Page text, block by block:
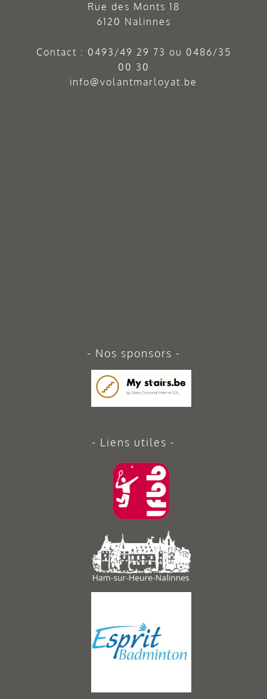
Rue des Monts 18
6120 Nalinnes
Contact : 0493/49 29 73 ou 0486/35
00 30
info@volantmarloyat.be
Nos sponsors
Liens utiles